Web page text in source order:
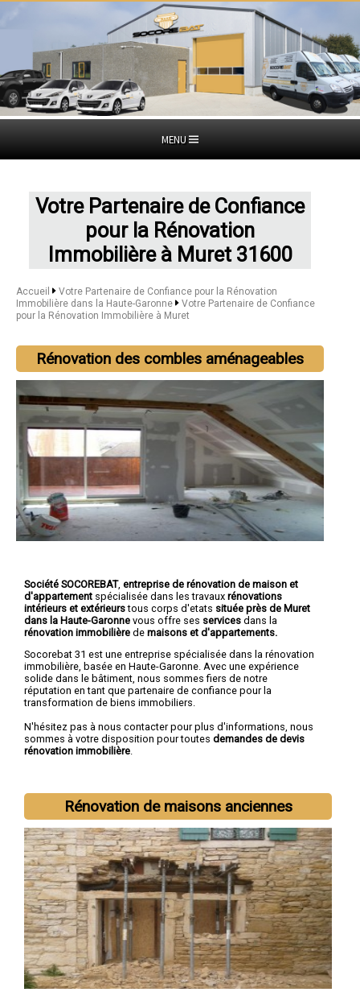
MENU
Votre Partenaire de Confiance
pour la Rénovation
Immobilière à Muret 31600
Accueil
Votre Partenaire de Confiance pour la Rénovation
Immobilière dans la Haute-Garonne
Votre Partenaire de Confiance
pour la Rénovation Immobilière à Muret
Rénovation des combles aménageables
Société SOCOREBAT, entreprise de rénovation de maison et
d'appartement spécialisée dans les travaux rénovations
intérieurs et extérieurstous corps d'etats située près de Muret
dans la Haute-Garonne vous offre ses services dans la
rénovation immobilière de maisons et d'appartements.
Socorebat 31 est une entreprise spécialisée dans la rénovation
immobilière, basée en Haute-Garonne. Avec une expérience
solide dans le bâtiment, nous sommes fiers de notre
réputation en tant que partenaire de confiance pour la
transformation de biens immobiliers.
N'hésitez pas à nous contacter pour plus d'informations, nous
sommes à votre disposition pour toutes demandes de devis
rénovation immobilière.
du-Touch, Balma Ramonville-Saint-Agne Saint-Gaudens
Rénovation de maisons anciennes